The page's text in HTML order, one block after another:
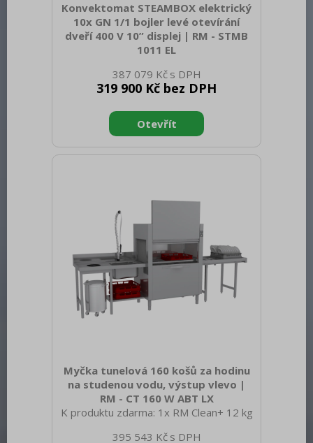
Konvektomat STEAMBOX elektrický
10x GN 1/1 bojler levé otevírání
dveří 400 V 10” displej | RM - STMB
1011 EL
890 Hloubka netto [mm]: 795 Výška
netto [mm]: 1115 Hmotnost netto [kg]:
brutto [mm]: 920 Výška brutto [mm]:
1275 Hmotnost brutto [kg]: 175.00 Typ
spotřebiče: Elektrické zařízení Příkon
nožičky: Ano Řízení vlhkosti:
MeteoSystem - regulace na základě
přímého měření vlhkosti v ko
387 079 Kč
319 900 Kč bez DPH
Myčka tunelová 160 košů za hodinu
na studenou vodu, výstup vlevo |
RM - CT 160 W ABT LX
K produktu zdarma: 1x RM Clean+ 12 kg
(00012273) Sap kód: 00013728 Šířka
395 543 Kč